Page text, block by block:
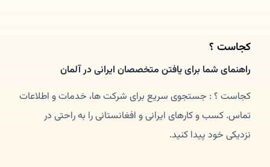
کجاست ؟
راهنمای شما برای یافتن متخصصان ایرانی در آلمان
کجاست ؟ : جستجوی سریع برای شرکت ها، خدمات و اطلاعات
تماس. کسب و کارهای ایرانی و افغانستانی را به راحتی در
نزدیکی خود پیدا کنید.